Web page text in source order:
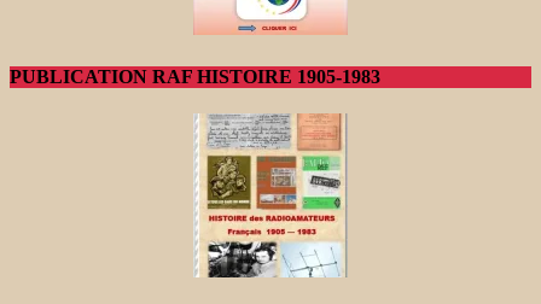
PUBLICATION RAF HISTOIRE 1905-1983